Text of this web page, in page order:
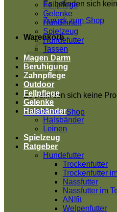
Es befinden sich
Zurück zum Shop
Warenkorb
Es befinden sich keine
Zurück zum Shop
Fellpflege
Gelenke
Hündinnen
Spielzeug
Hundefutter
Tassen
Magen Darm
Beruhigung
Zahnpflege
Outdoor
Fellpflege
Gelenke
Halsbänder
Halsbänder
Leinen
Spielzeug
Ratgeber
Hundefutter
Trockenfutter
Trockenfutter
Nassfutter
Nassfutter im
ANIfit
Welpenfutter